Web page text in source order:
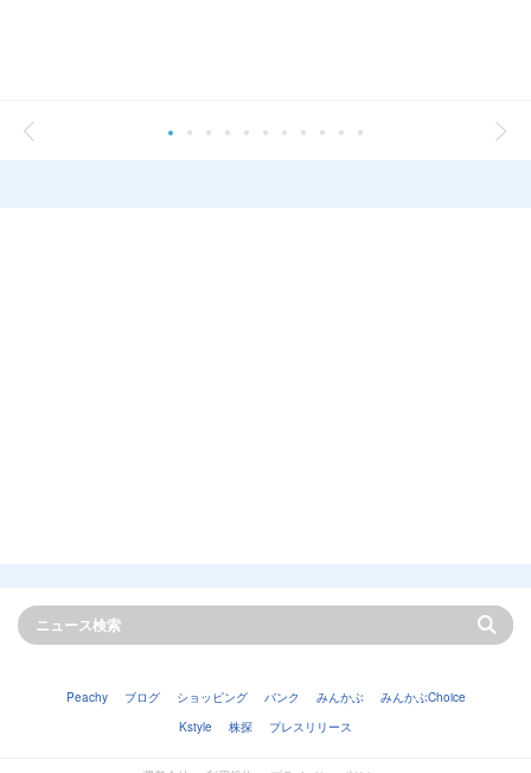
Peachy ブログ ショッピング バンク みんかぶ
みんかぶChoice
Kstyle
株探 プレスリリース